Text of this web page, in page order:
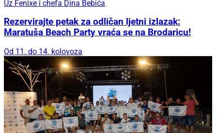
Uz Fenixe i chefa Dina Bebića
Rezervirajte petak za odličan ljetni izlazak:
Maratuša Beach Party vraća se na Brodaricu!
Od 11. do 14. kolovoza